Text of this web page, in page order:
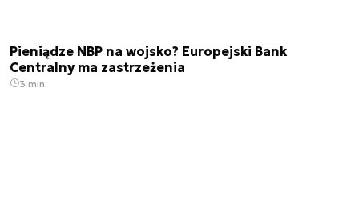
Pieniądze NBP na wojsko? Europejski Bank
Centralny ma zastrzeżenia
3 min.